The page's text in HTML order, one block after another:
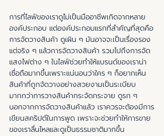
การที่ไลฟ์ของเราดูไม่เป็นมืออาชีพเกิดจากหลาย
องค์ประกอบ แต่องค์ประกอบแรกที่สำคัญที่สุดคือ
การจัดวางสินค้า ดูเผิน ๆ มันอาจจะเป็นเรื่องรอง
แต่จริง ๆ แล้วการจัดวางสินค้า รวมไปถึงการจัด
แสงไฟต่าง ๆ ในไลฟ์ช่วยทำให้แบรนด์ของเราน่า
เชื่อถือมากขึ้นเพราะแน่นอนว่าใคร ๆ ก็อยากเห็น
สินค้าที่ถูกจัดวางอย่างสวยงามเป็นระเบียบ
มากกว่าการวางสินค้ากระจัดกระจาย ดูรก ๆ
นอกจากการจัดวางสินค้าแล้ว เราควรจะต้องมีการ
เขียนสคริปต์ในการพูด เพราะจะช่วยทำให้การขาย
ของเราลื่นไหลและดูเป็นธรรมชาติมากขึ้น